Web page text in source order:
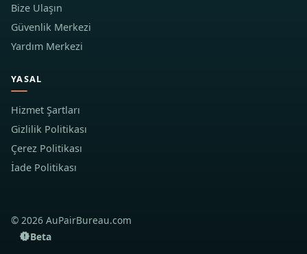
Bize Ulaşın
Güvenlik Merkezi
Yardım Merkezi
YASAL
Hizmet Şartları
Gizlilik Politikası
Çerez Politikası
İade Politikası
© 2026 AuPairBureau.com
Beta